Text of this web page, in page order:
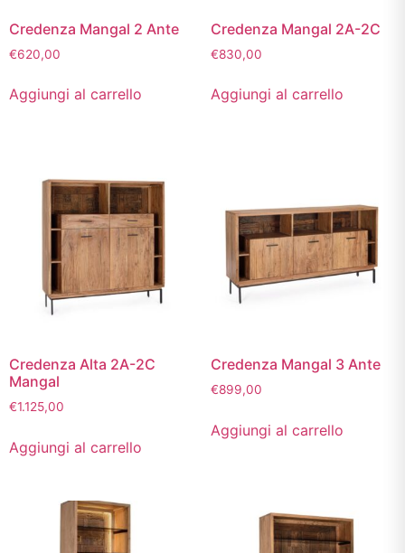
Credenza Mangal 2 Ante
€620,00
Aggiungi al carrello
Credenza Mangal 2A-2C
€830,00
Aggiungi al carrello
Credenza Alta 2A-2C
Mangal
€1.125,00
Aggiungi al carrello
Credenza Mangal 3 Ante
€899,00
Aggiungi al carrello